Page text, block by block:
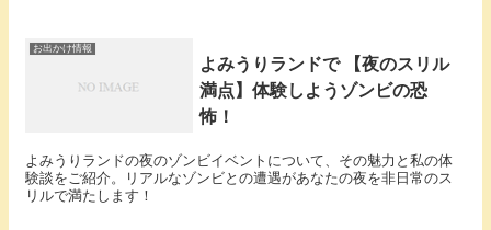
お出かけ情報
よみうりランドで 【夜のスリル
満点】体験しようゾンビの恐
怖！
よみうりランドの夜のゾンビイベントについて、その魅力と私の体
験談をご紹介。リアルなゾンビとの遭遇があなたの夜を非日常のス
リルで満たします！